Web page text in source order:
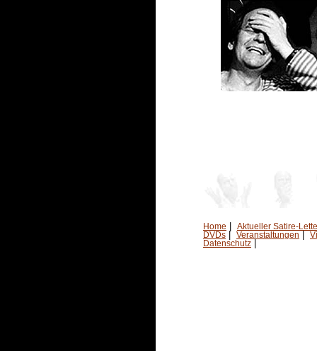
Home
Aktueller Satire-
DVDs | Veranstaltungen
Datenschutz